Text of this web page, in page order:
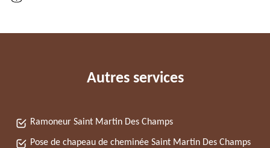
Autres services
Ramoneur Saint Martin Des Champs
Pose de chapeau de cheminée Saint Martin Des Champs